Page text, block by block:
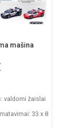
mašina
valdomi žaislai
33 x 8